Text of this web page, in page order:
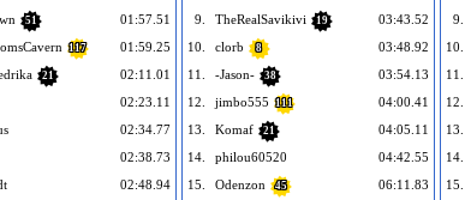
51
01:57.51
117
01:59.25
21
02:11.01
02:23.11
02:34.77
02:38.73
02:48.94
9.
TheRealSavikivi 19
03:43.52
10.
clorb 8
03:48.92
11.
-Jason- 38
03:54.13
12.
jimbo555 111
04:00.41
13.
Komaf 21
04:05.11
14.
philou60520
04:42.55
15.
Odenzon 45
06:11.83
9.
10.
11.
12.
13.
14.
15.